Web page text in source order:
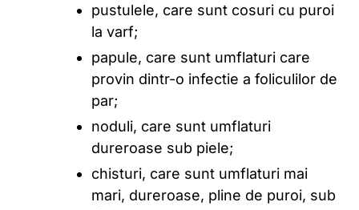
pustulele, care sunt cosuri cu puroi
la varf;
papule, care sunt umflaturi care
provin dintr-o infectie a foliculilor de
par;
noduli, care sunt umflaturi
dureroase sub piele;
chisturi, care sunt umflaturi mai
mari, dureroase, pline de puroi, sub